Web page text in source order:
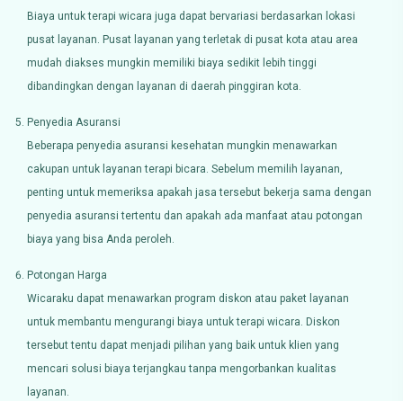
Biaya untuk terapi wicara juga dapat bervariasi berdasarkan lokasi
pusat layanan. Pusat layanan yang terletak di pusat kota atau area
mudah diakses mungkin memiliki biaya sedikit lebih tinggi
dibandingkan dengan layanan di daerah pinggiran kota.
Penyedia Asuransi
Beberapa penyedia asuransi kesehatan mungkin menawarkan
cakupan untuk layanan terapi bicara. Sebelum memilih layanan,
penting untuk memeriksa apakah jasa tersebut bekerja sama dengan
penyedia asuransi tertentu dan apakah ada manfaat atau potongan
biaya yang bisa Anda peroleh.
Potongan Harga
Wicaraku dapat menawarkan program diskon atau paket layanan
untuk membantu mengurangi biaya untuk terapi wicara. Diskon
tersebut tentu dapat menjadi pilihan yang baik untuk klien yang
mencari solusi biaya terjangkau tanpa mengorbankan kualitas
layanan.